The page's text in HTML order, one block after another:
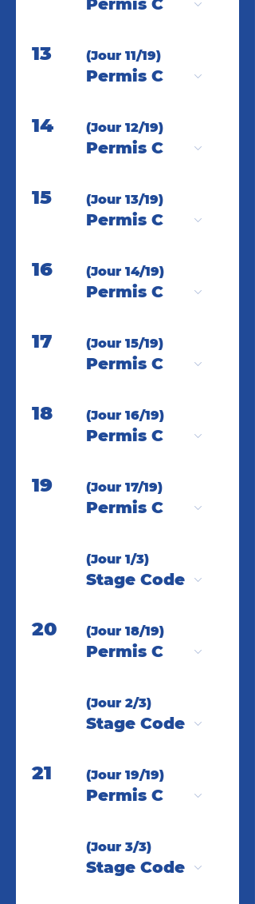
Permis C
13 (Jour 11/19)
Permis C
14 (Jour 12/19)
Permis C
15 (Jour 13/19)
Permis C
16 (Jour 14/19)
Permis C
17 (Jour 15/19)
Permis C
18 (Jour 16/19)
Permis C
19 (Jour 17/19)
Permis C
(Jour 1/3)
Stage Code
20 (Jour 18/19)
Permis C
(Jour 2/3)
Stage Code
21 (Jour 19/19)
Permis C
(Jour 3/3)
Stage Code